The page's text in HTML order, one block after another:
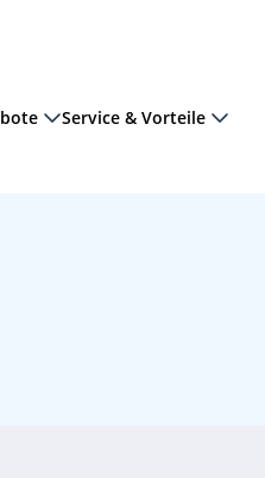
Service & Vorteile